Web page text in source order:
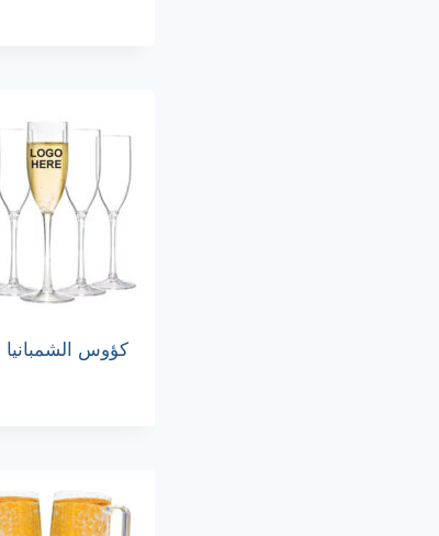
كؤوس الشمبانيا